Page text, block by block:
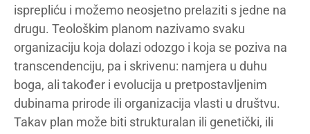
isprepliću i možemo neosjetno prelaziti s jedne na
drugu. Teološkim planom nazivamo svaku
organizaciju koja dolazi odozgo i koja se poziva na
transcendenciju, pa i skrivenu: namjera u duhu
boga, ali također i evolucija u pretpostavljenim
dubinama prirode ili organizacija vlasti u društvu.
Takav plan može biti strukturalan ili genetički, ili